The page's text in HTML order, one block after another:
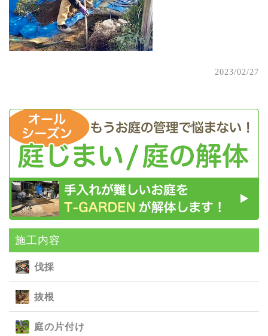
施⼯内容
伐採
抜根
庭の⽚付け
2023/02/27